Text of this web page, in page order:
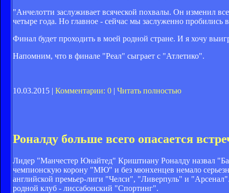
"Анчелотти заслуживает всяческой похвалы. Он изменил
четыре года. Но главное - сейчас мы заслуженно пробились
Финал будет проходить в моей родной стране. И я хочу
Напомним, что в финале "Реал" сыграет с "Атлетико".
10.03.2015 | Комментарии: 0 | Читать полностью
Роналду больше всего опасается
Лидер "Манчестер Юнайтед" Криштиану Роналду назвал
чемпионскую корону "МЮ" и без мюнхенцев немало
английской премьер-лиги "Челси", "Ливерпуль" и
родной клуб - лиссабонский "Спортинг".